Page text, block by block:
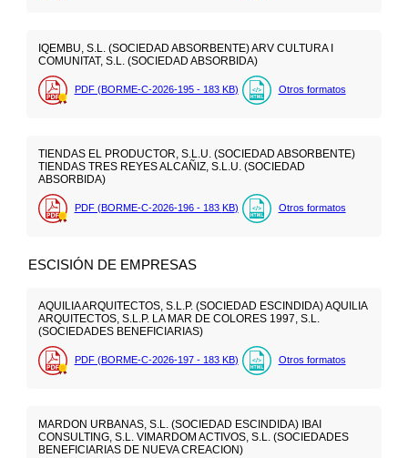
IQEMBU, S.L. (SOCIEDAD ABSORBENTE) ARV CULTURA I
COMUNITAT, S.L. (SOCIEDAD ABSORBIDA)
PDF (BORME-C-2026-195 - 183 KB) Otros formatos
TIENDAS EL PRODUCTOR, S.L.U. (SOCIEDAD ABSORBENTE)
TIENDAS TRES REYES ALCAÑIZ, S.L.U. (SOCIEDAD
ABSORBIDA)
PDF (BORME-C-2026-196 - 183 KB) Otros formatos
ESCISIÓN DE EMPRESAS
AQUILIA ARQUITECTOS, S.L.P. (SOCIEDAD ESCINDIDA) AQUILIA
ARQUITECTOS, S.L.P. LA MAR DE COLORES 1997, S.L.
(SOCIEDADES BENEFICIARIAS)
PDF (BORME-C-2026-197 - 183 KB) Otros formatos
MARDON URBANAS, S.L. (SOCIEDAD ESCINDIDA) IBAI
CONSULTING, S.L. VIMARDOM ACTIVOS, S.L. (SOCIEDADES
BENEFICIARIAS DE NUEVA CREACION)